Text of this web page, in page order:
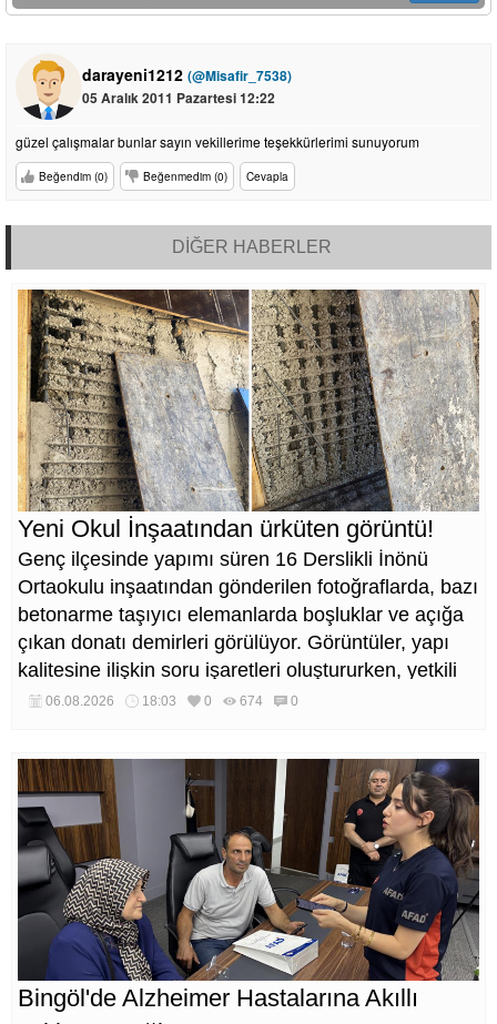
darayeni1212 (@Misafir_7538)
05 Aralık 2011 Pazartesi 12:22
güzel çalışmalar bunlar sayın vekillerime teşekkürlerimi sunuyorum
Beğendim (0) Beğenmedim (0) Cevapla
DİĞER HABERLER
Yeni Okul İnşaatından ürküten görüntü!
Genç ilçesinde yapımı süren 16 Derslikli İnönü
Ortaokulu inşaatından gönderilen fotoğraflarda, bazı
betonarme taşıyıcı elemanlarda boşluklar ve açığa
çıkan donatı demirleri görülüyor. Görüntüler, yapı
kalitesine ilişkin soru işaretleri oluştururken, yetkili
kurumların teknik inceleme yapması çağrısı yapıldı.
06.08.2026 18:03 0 674 0
Bingöl'de Alzheimer Hastalarına Akıllı